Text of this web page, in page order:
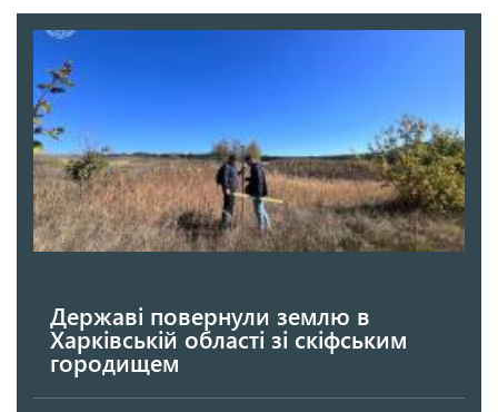
Державі повернули землю в
Харківській області зі скіфським
городищем